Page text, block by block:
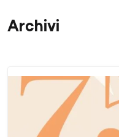
Itinerari
Luoghi nella natura
Luoghi da
Come
Archivi